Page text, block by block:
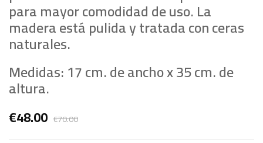
para mayor comodidad de uso. La
madera está pulida y tratada con ceras
naturales.
Medidas: 17 cm. de ancho x 35 cm. de
altura.
€70.00
El
precio
€48.00
El
precio